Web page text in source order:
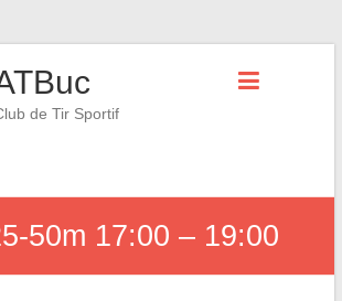
de Tir Sportif
50m 17:00 – 19:00